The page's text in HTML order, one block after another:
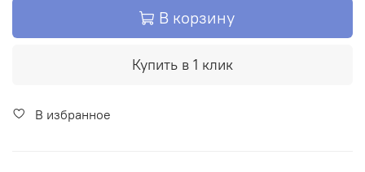
В корзину
Купить в 1 клик
В избранное